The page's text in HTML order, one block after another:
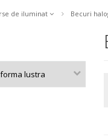
de iluminat Becuri
lustra